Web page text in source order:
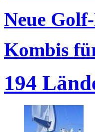
Neue
Kombis
194